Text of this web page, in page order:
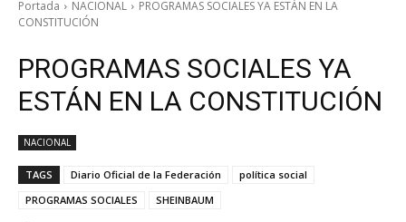
Portada NACIONAL
PROGRAMAS SOCIALES YA ESTÁN EN LA
CONSTITUCIÓN
PROGRAMAS SOCIALES YA
ESTÁN EN LA CONSTITUCIÓN
NACIONAL
TAGS Diario Oficial de la Federación
política social
PROGRAMAS SOCIALES
SHEINBAUM